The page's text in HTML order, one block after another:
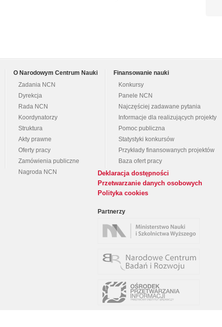
O Narodowym Centrum Nauki
Zadania NCN
Dyrekcja
Rada NCN
Koordynatorzy
Struktura
Akty prawne
Oferty pracy
Zamówienia publiczne
Nagroda NCN
Finansowanie nauki
Konkursy
Panele NCN
Najczęściej zadawane pytania
Informacje dla realizujących projekty
Pomoc publiczna
Statystyki konkursów
Przykłady finansowanych projektów
Baza ofert pracy
Deklaracja dostępności
Przetwarzanie danych osobowych
Polityka cookies
Partnerzy